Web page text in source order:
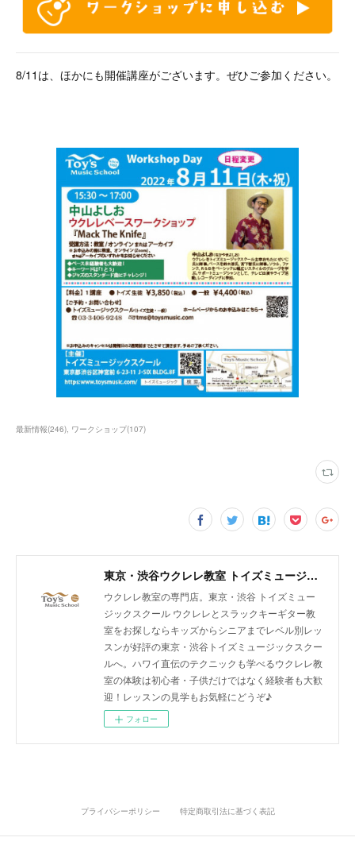
8/11は、ほかにも開催講座がございます。ぜひご参加ください。
最新情報(246) ワークショップ(107)
東京・渋谷ウクレレ教室 トイズミュージックスクール｜体験レッスン実施中！
ウクレレ教室の専門店。東京・渋谷 トイズミュー
ジックスクール ウクレレとスラックキーギター教
室をお探しならキッズからシニアまでレベル別レッ
スンが好評の東京・渋谷トイズミュージックスクー
ルへ。ハワイ直伝のテクニックも学べるウクレレ教
室の体験は初心者・子供だけではなく経験者も大歓
迎！レッスンの見学もお気軽にどうぞ♪
フォロー
プライバシーポリシー 特定商取引法に基づく表記